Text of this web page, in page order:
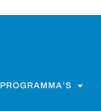
PROGRAMMA’S